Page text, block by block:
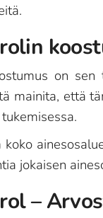
on
mainita, että
jokaisen
–